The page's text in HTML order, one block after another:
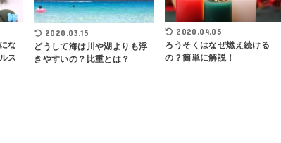
な
ス
2020.03.15
どうして海は川や湖よりも浮
きやすいの？比重とは？
2020.04.05
ろうそくはなぜ燃え続ける
の？簡単に解説！